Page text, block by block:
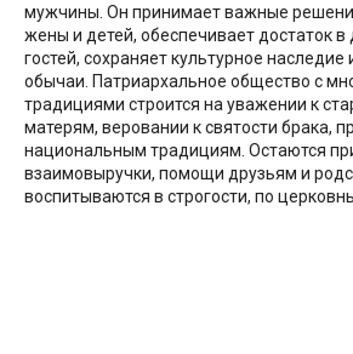
мужчины. Он принимает важные
жены и детей, обеспечивает достаток
гостей, сохраняет культурное наследие
обычаи. Патриархальное общество с
традициями строится на уважении к
матерям, веровании к святости брака,
национальным традициям. Остаются
взаимовыручки, помощи друзьям и
воспитываются в строгости, по